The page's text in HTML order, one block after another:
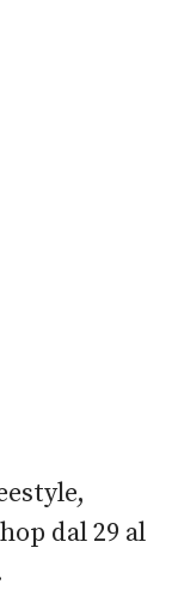
dal 29 al